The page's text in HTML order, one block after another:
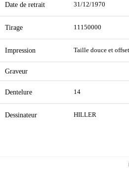
Date de retrait 31/12/1970
Tirage 11150000
Impression Taille douce et offset
Graveur
Dentelure 14
Dessinateur HILLER